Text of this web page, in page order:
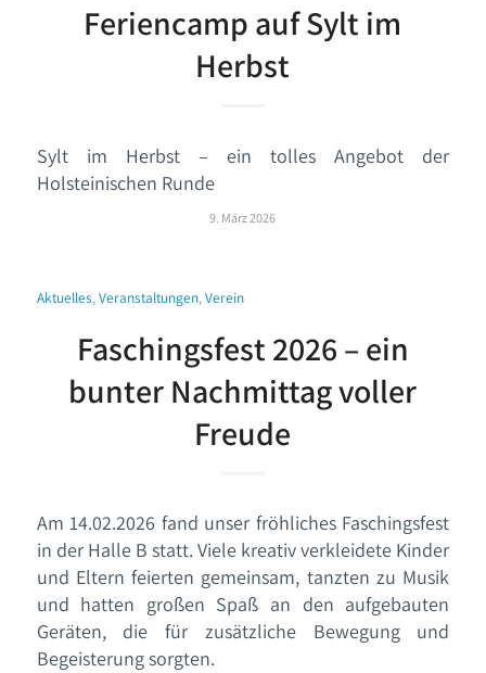
Feriencamp auf Sylt im
Herbst
Sylt im Herbst – ein tolles Angebot der
Holsteinischen Runde
9. März 2026
Aktuelles,Veranstaltungen,Verein
Faschingsfest 2026 – ein
bunter Nachmittag voller
Freude
Am 14.02.2026 fand unser fröhliches Faschingsfest
in der Halle B statt. Viele kreativ verkleidete Kinder
und Eltern feierten gemeinsam, tanzten zu Musik
und hatten großen Spaß an den aufgebauten
Geräten, die für zusätzliche Bewegung und
Begeisterung sorgten.